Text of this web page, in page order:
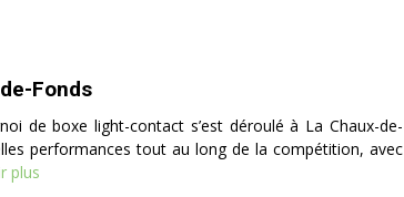
Fonds
de boxe light-contact s’est déroulé à La Chaux-de-
performances tout au long de la compétition, avec
plus